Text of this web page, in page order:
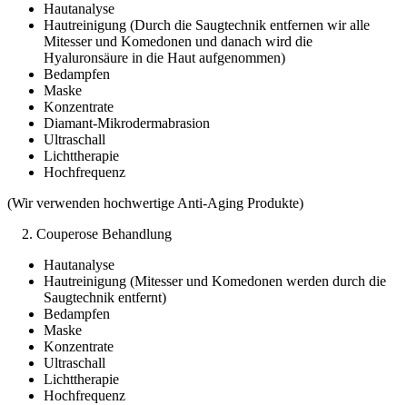
Hautanalyse
Hautreinigung (Durch die Saugtechnik entfernen wir alle
Mitesser und Komedonen und danach wird die
Hyaluronsäure in die Haut aufgenommen)
Bedampfen
Maske
Konzentrate
Diamant-Mikrodermabrasion
Ultraschall
Lichttherapie
Hochfrequenz
(Wir verwenden hochwertige Anti-Aging Produkte)
2. Couperose Behandlung
Hautanalyse
Hautreinigung (Mitesser und Komedonen werden durch die
Saugtechnik entfernt)
Bedampfen
Maske
Konzentrate
Ultraschall
Lichttherapie
Hochfrequenz